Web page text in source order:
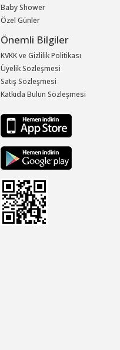
Baby Shower
Özel Günler
Önemli Bilgiler
KVKK ve Gizlilik Politikası
Üyelik Sözleşmesi
Satış Sözleşmesi
Katkıda Bulun Sözleşmesi